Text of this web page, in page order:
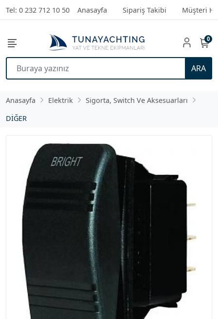
Tel: 0 232 712 10 50 Anasayfa Sipariş Takibi Müşteri
ARA
0
Anasayfa Elektrik
Sigorta, Switch Ve Aksesuarları
DİĞER